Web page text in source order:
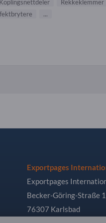
Koplingsnettdeler
Rekkeklemmer
...
Exportpages
Exportpages
Becker-Göring-Straße
76307 Karlsbad